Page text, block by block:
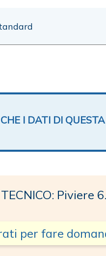
I DATI DI
Piviere
per fare